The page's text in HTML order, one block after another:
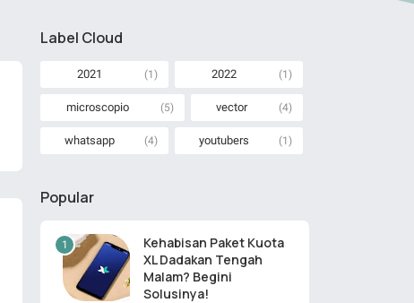
Label Cloud
2021 (1) 2022 (1)
microscopio (5) vector (4)
whatsapp (4) youtubers (1)
Popular
Kehabisan Paket Kuota
XL Dadakan Tengah
Malam? Begini
Solusinya!